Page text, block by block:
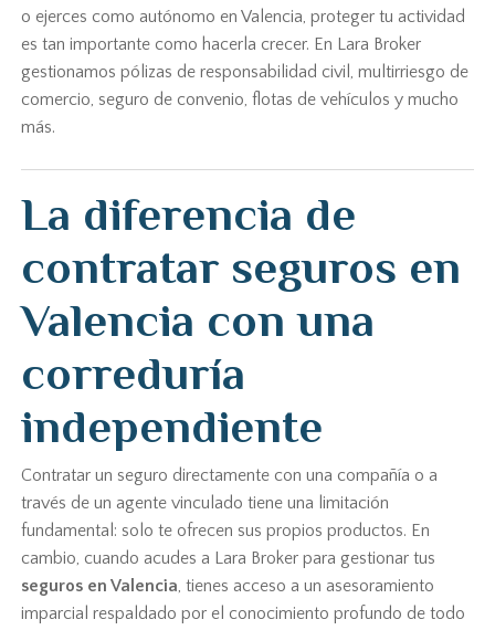
o ejerces como autónomo en Valencia, proteger tu actividad
es tan importante como hacerla crecer. En Lara Broker
gestionamos pólizas de responsabilidad civil, multirriesgo de
comercio, seguro de convenio, flotas de vehículos y mucho
más.
La diferencia de
contratar seguros en
Valencia con una
correduría
independiente
Contratar un seguro directamente con una compañía o a
través de un agente vinculado tiene una limitación
fundamental: solo te ofrecen sus propios productos. En
cambio, cuando acudes a Lara Broker para gestionar tus
seguros en Valencia, tienes acceso a un asesoramiento
imparcial respaldado por el conocimiento profundo de todo